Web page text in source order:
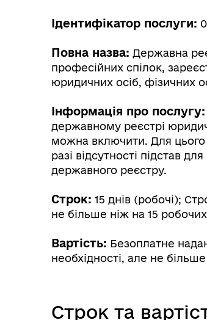
Ідентифікатор послуги:
Повна назва: Державна
професійних спілок,
юридичних осіб, фізичних
Інформація про послугу:
державному реєстрі
можна включити. Для цього
разі відсутності підстав
державного реєстру.
Строк: 15 днів (робочі);
не більше ніж на 15
Вартість: Безоплатне
необхідності, але не
Строк та